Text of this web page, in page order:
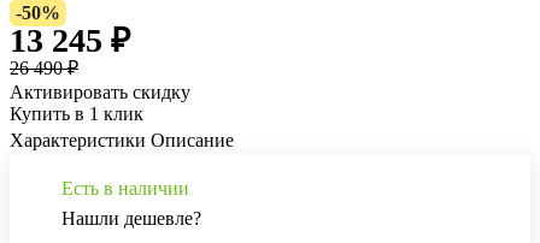
-50%
13 245 ₽
26 490 ₽
Активировать скидку
Купить в 1 клик
Характеристики Описание
Есть в наличии
Нашли дешевле?